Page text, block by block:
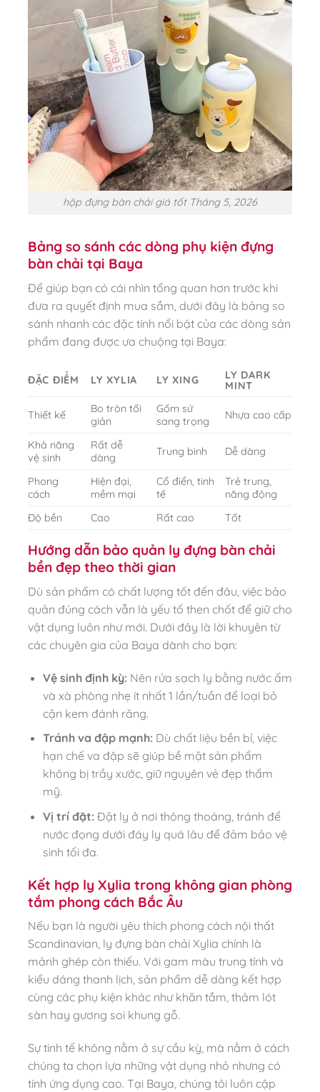
hộp đựng bàn chải giá tốt Tháng 5, 2026
Bảng so sánh các dòng phụ kiện đựng
bàn chải tại Baya
Để giúp bạn có cái nhìn tổng quan hơn trước khi
đưa ra quyết định mua sắm, dưới đây là bảng so
sánh nhanh các đặc tính nổi bật của các dòng sản
phẩm đang được ưa chuộng tại Baya:
ĐẶC ĐIỂM LY XYLIA LY XING
LY DARK
MINT
Thiết kế
Bo tròn tối
giản
Gốm sứ
sang trọng
Nhựa cao cấp
Khả năng
vệ sinh
Rất dễ
dàng
Trung bình Dễ dàng
Phong
cách
Hiện đại,
mềm mại
Cổ điển, tinh
tế
Trẻ trung,
năng động
Độ bền
Cao Rất cao Tốt
Hướng dẫn bảo quản ly đựng bàn chải
bền đẹp theo thời gian
Dù sản phẩm có chất lượng tốt đến đâu, việc bảo
quản đúng cách vẫn là yếu tố then chốt để giữ cho
vật dụng luôn như mới. Dưới đây là lời khuyên từ
các chuyên gia của Baya dành cho bạn:
Vệ sinh định kỳ:Nên rửa sạch ly bằng nước ấm
và xà phòng nhẹ ít nhất 1 lần/tuần để loại bỏ
cặn kem đánh răng.
Tránh va đập mạnh:Dù chất liệu bền bỉ, việc
hạn chế va đập sẽ giúp bề mặt sản phẩm
không bị trầy xước, giữ nguyên vẻ đẹp thẩm
mỹ.
Vị trí đặt:Đặt ly ở nơi thông thoáng, tránh để
nước đọng dưới đáy ly quá lâu để đảm bảo vệ
sinh tối đa.
Kết hợp ly Xylia trong không gian phòng
tắm phong cách Bắc Âu
Nếu bạn là người yêu thích phong cách nội thất
Scandinavian, ly đựng bàn chải Xylia chính là
mảnh ghép còn thiếu. Với gam màu trung tính và
kiểu dáng thanh lịch, sản phẩm dễ dàng kết hợp
cùng các phụ kiện khác như khăn tắm, thảm lót
sàn hay gương soi khung gỗ.
Sự tinh tế không nằm ở sự cầu kỳ, mà nằm ở cách
chúng ta chọn lựa những vật dụng nhỏ nhưng có
tính ứng dụng cao. Tại Baya, chúng tôi luôn cập